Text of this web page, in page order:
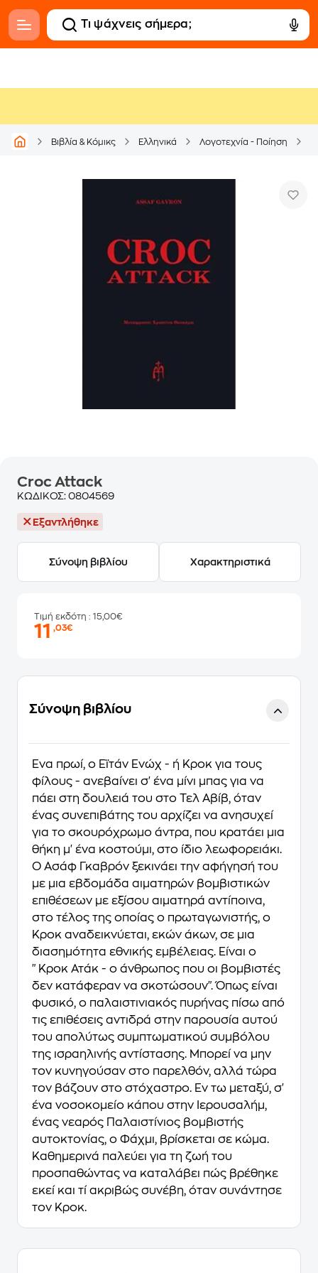
Βιβλία & Κόμικς Ελληνικά Λογοτεχνία - Ποίηση
Croc Attack
ΚΩΔΙΚΟΣ: 0804569
Εξαντλήθηκε
Σύνοψη βιβλίου Χαρακτηριστικά
Τιμή εκδότη : 15,00€
11,03€
Σύνοψη βιβλίου
Ένα πρωί, ο Εϊτάν Ενώχ - ή Κροκ για τους
φίλους - ανεβαίνει σ' ένα μίνι μπας για να
πάει στη δουλειά του στο Τελ Αβίβ, όταν
ένας συνεπιβάτης του αρχίζει να ανησυχεί
για το σκουρόχρωμο άντρα, που κρατάει μια
θήκη μ' ένα κοστούμι, στο ίδιο λεωφορειάκι.
Ο Ασάφ Γκαβρόν ξεκινάει την αφήγησή του
με μια εβδομάδα αιματηρών βομβιστικών
επιθέσεων με εξίσου αιματηρά αντίποινα,
στο τέλος της οποίας ο πρωταγωνιστής, ο
Κροκ αναδεικνύεται, εκών άκων, σε μια
διασημότητα εθνικής εμβέλειας. Είναι ο
"Κροκ Ατάκ - ο άνθρωπος που οι βομβιστές
δεν κατάφεραν να σκοτώσουν". Όπως είναι
φυσικό, ο παλαιστινιακός πυρήνας πίσω από
τις επιθέσεις αντιδρά στην παρουσία αυτού
του απολύτως συμπτωματικού συμβόλου
της ισραηλινής αντίστασης. Μπορεί να μην
τον κυνηγούσαν στο παρελθόν, αλλά τώρα
τον βάζουν στο στόχαστρο. Εν τω μεταξύ, σ'
ένα νοσοκομείο κάπου στην Ιερουσαλήμ,
ένας νεαρός Παλαιστίνιος βομβιστής
αυτοκτονίας, ο Φάχμι, βρίσκεται σε κώμα.
Καθημερινά παλεύει για τη ζωή του
προσπαθώντας να καταλάβει πώς βρέθηκε
εκεί και τί ακριβώς συνέβη, όταν συνάντησε
τον Κροκ.